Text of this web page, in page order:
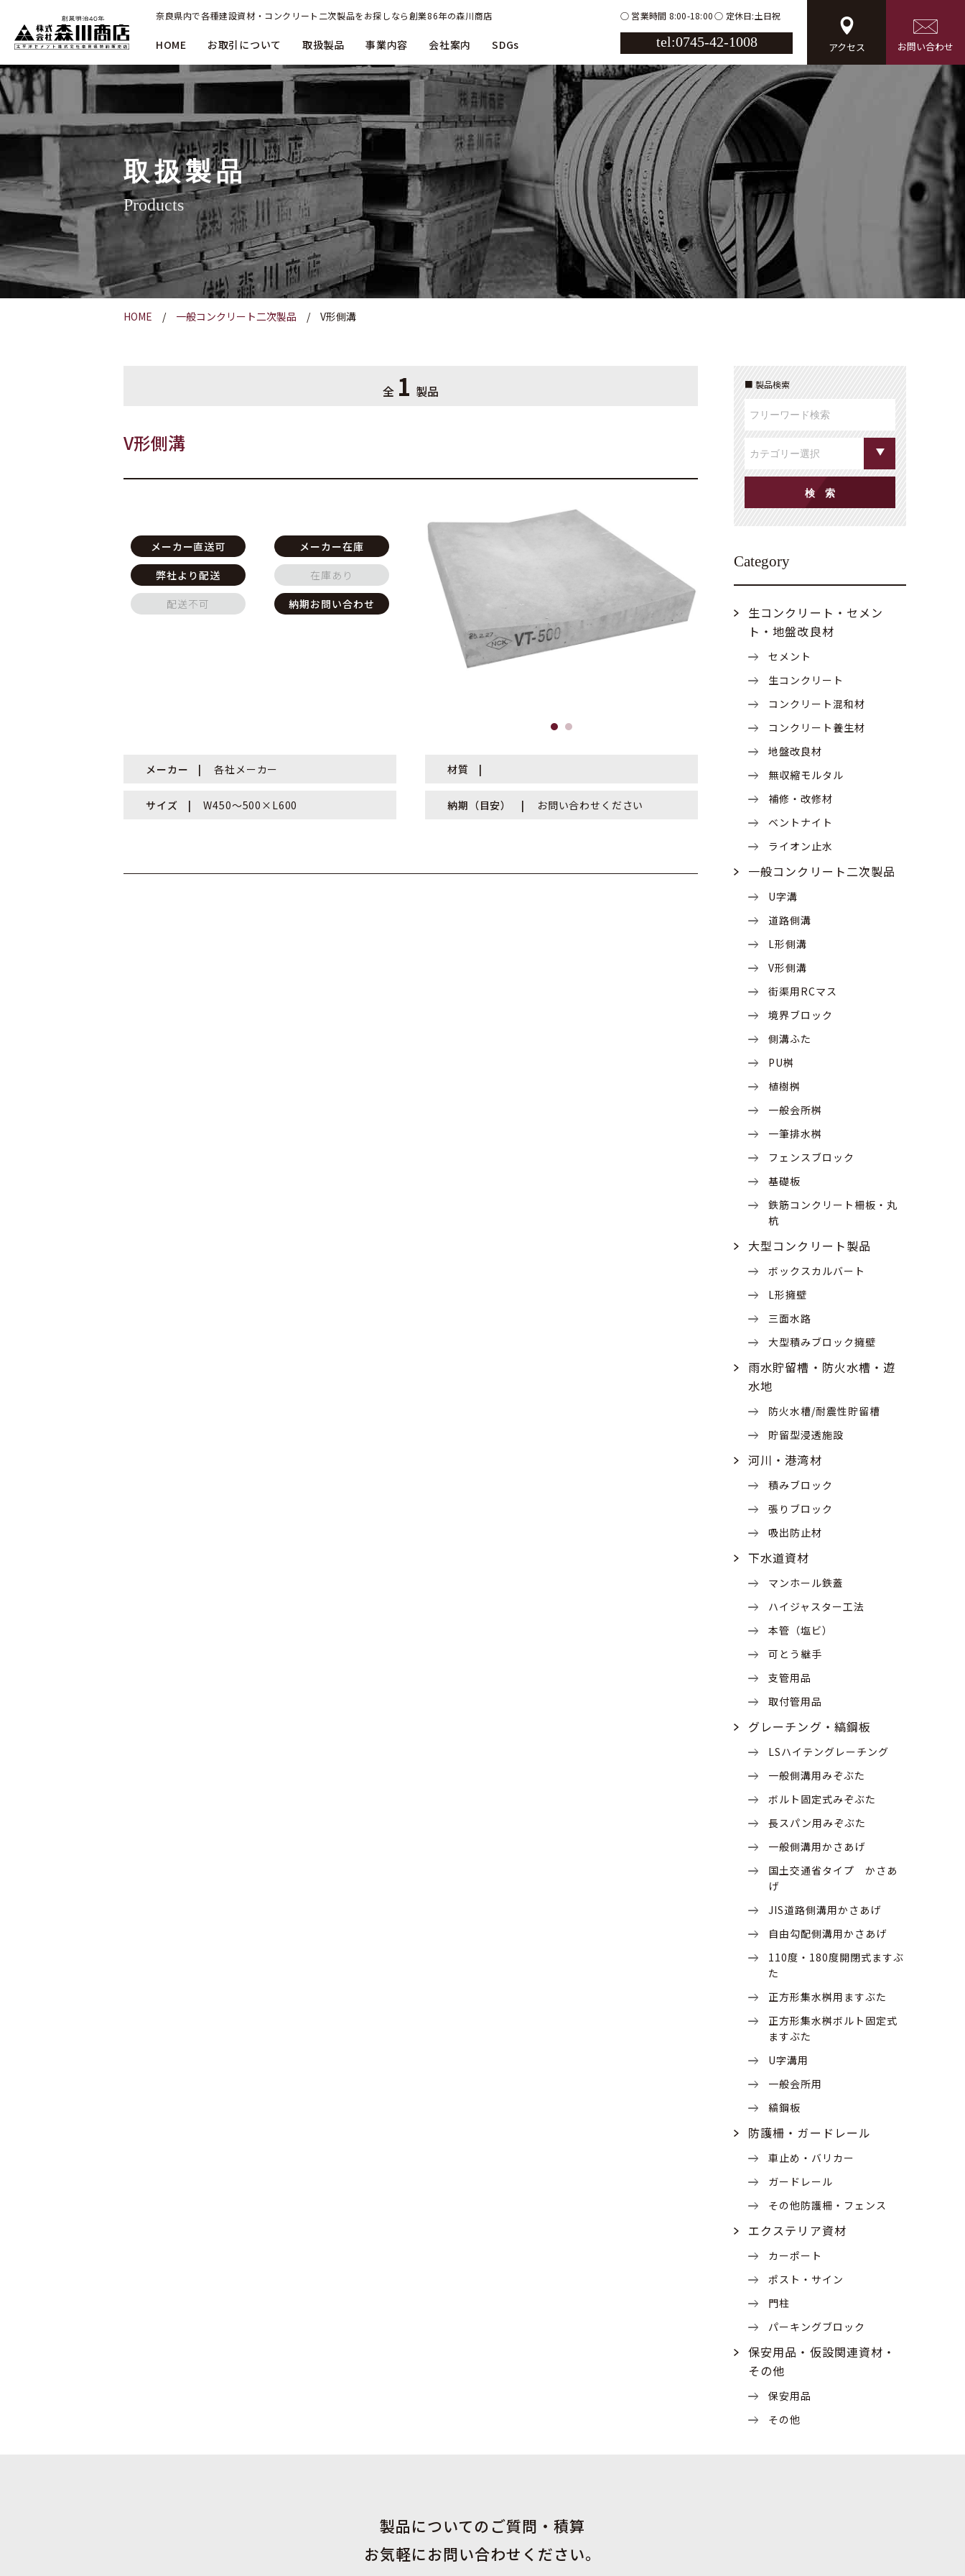
奈良県内で各種建設資材・コンクリート二次製品をお探しなら創業86年の森川商店
HOME お取引について 取扱製品 事業内容 会社案内 SDGs
営業時間 8:00-18:00 定休日:土日祝
tel:0745-42-1008 アクセス お問い合わせ
取扱製品
Products
HOME 一般コンクリート二次製品 V形側溝
全 1 製品
V形側溝
メーカー直送可
メーカー在庫
弊社より配送
在庫あり
配送不可
納期お問い合わせ
メーカー 各社メーカー 材質
サイズ W450～500×L600 納期（目安） お問い合わせください
製品検索
Category
生コンクリート・セメン
ト・地盤改良材
セメント
生コンクリート
コンクリート混和材
コンクリート養生材
地盤改良材
無収縮モルタル
補修・改修材
ベントナイト
ライオン止水
一般コンクリート二次製品
U字溝
道路側溝
L形側溝
V形側溝
街渠用RCマス
境界ブロック
側溝ふた
PU桝
植樹桝
一般会所桝
一筆排水桝
フェンスブロック
基礎板
鉄筋コンクリート柵板・丸
杭
大型コンクリート製品
ボックスカルバート
L形擁壁
三面水路
大型積みブロック擁壁
雨水貯留槽・防火水槽・遊
水地
防火水槽/耐震性貯留槽
貯留型浸透施設
河川・港湾材
積みブロック
張りブロック
吸出防止材
下水道資材
マンホール鉄蓋
ハイジャスター工法
本管（塩ビ）
可とう継手
支管用品
取付管用品
グレーチング・縞鋼板
LSハイテングレーチング
一般側溝用みぞぶた
ボルト固定式みぞぶた
長スパン用みぞぶた
一般側溝用かさあげ
国土交通省タイプ かさあ
げ
JIS道路側溝用かさあげ
自由勾配側溝用かさあげ
110度・180度開閉式ますぶ
た
正方形集水桝用ますぶた
正方形集水桝ボルト固定式
ますぶた
U字溝用
一般会所用
縞鋼板
防護柵・ガードレール
車止め・バリカー
ガードレール
その他防護柵・フェンス
エクステリア資材
カーポート
ポスト・サイン
門柱
パーキングブロック
保安用品・仮設関連資材・
その他
保安用品
その他
製品についてのご質問・積算
お気軽にお問い合わせください。